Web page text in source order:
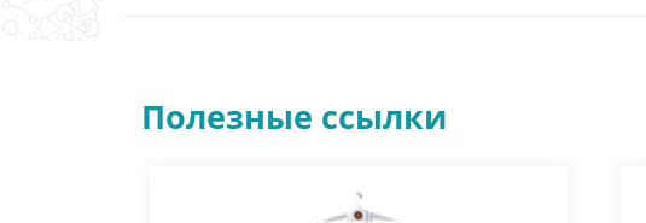
Полезные ссылки